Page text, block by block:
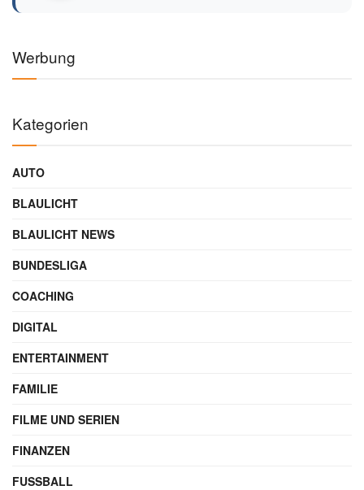
Werbung
Kategorien
AUTO
BLAULICHT
BLAULICHT NEWS
BUNDESLIGA
COACHING
DIGITAL
ENTERTAINMENT
FAMILIE
FILME UND SERIEN
FINANZEN
FUSSBALL